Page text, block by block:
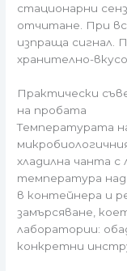
стационарни
отчитане. При
изпраща сигнал.
хранително-
Практически
на пробата
Температурата
хладилна чанта
температура
в контейнера и
замърсяване,
лаборатории:
конкретни